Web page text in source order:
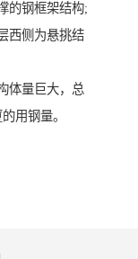
的钢框架结构;
西侧为悬挑结
体量巨大，总
用钢量。